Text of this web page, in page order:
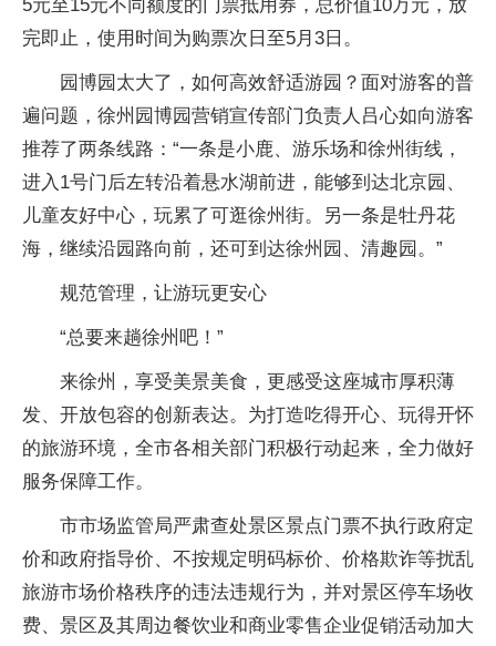
5元至15元不同额度的门票抵用券，总价值10万元，放
完即止，使用时间为购票次日至5月3日。
园博园太大了，如何高效舒适游园？面对游客的普
遍问题，徐州园博园营销宣传部门负责人吕心如向游客
推荐了两条线路：“一条是小鹿、游乐场和徐州街线，
进入1号门后左转沿着悬水湖前进，能够到达北京园、
儿童友好中心，玩累了可逛徐州街。另一条是牡丹花
海，继续沿园路向前，还可到达徐州园、清趣园。”
规范管理，让游玩更安心
“总要来趟徐州吧！”
来徐州，享受美景美食，更感受这座城市厚积薄
发、开放包容的创新表达。为打造吃得开心、玩得开怀
的旅游环境，全市各相关部门积极行动起来，全力做好
服务保障工作。
市市场监管局严肃查处景区景点门票不执行政府定
价和政府指导价、不按规定明码标价、价格欺诈等扰乱
旅游市场价格秩序的违法违规行为，并对景区停车场收
费、景区及其周边餐饮业和商业零售企业促销活动加大